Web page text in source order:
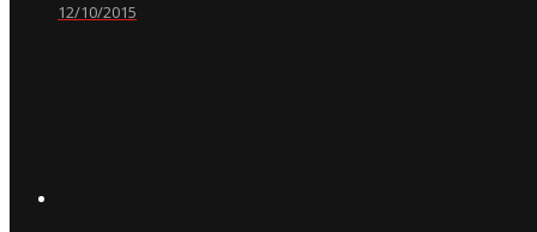
12/10/2015